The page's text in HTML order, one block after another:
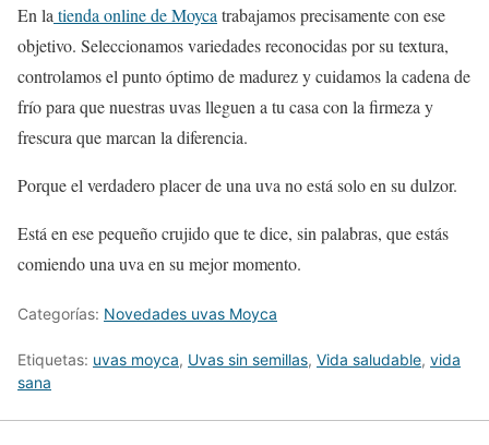
En la tienda online de Moyca trabajamos precisamente con ese
objetivo. Seleccionamos variedades reconocidas por su textura,
controlamos el punto óptimo de madurez y cuidamos la cadena de
frío para que nuestras uvas lleguen a tu casa con la firmeza y
frescura que marcan la diferencia.
Porque el verdadero placer de una uva no está solo en su dulzor.
Está en ese pequeño crujido que te dice, sin palabras, que estás
comiendo una uva en su mejor momento.
Categorías: Novedades uvas Moyca
Etiquetas: uvas moyca, Uvas sin semillas, Vida saludable, vida
sana